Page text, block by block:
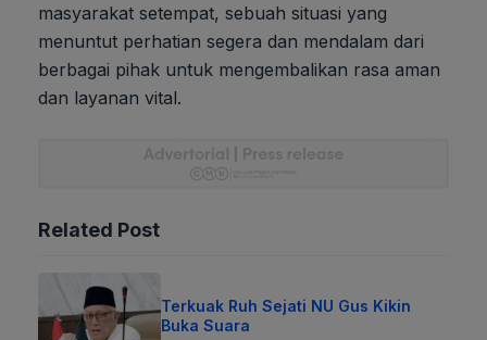
masyarakat setempat, sebuah situasi yang
menuntut perhatian segera dan mendalam dari
berbagai pihak untuk mengembalikan rasa aman
dan layanan vital.
Related Post
Terkuak Ruh Sejati NU Gus Kikin
Buka Suara